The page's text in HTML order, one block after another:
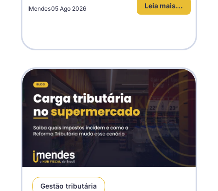
Leia mais...
IMendes05 Ago 2026
Gestão tributária